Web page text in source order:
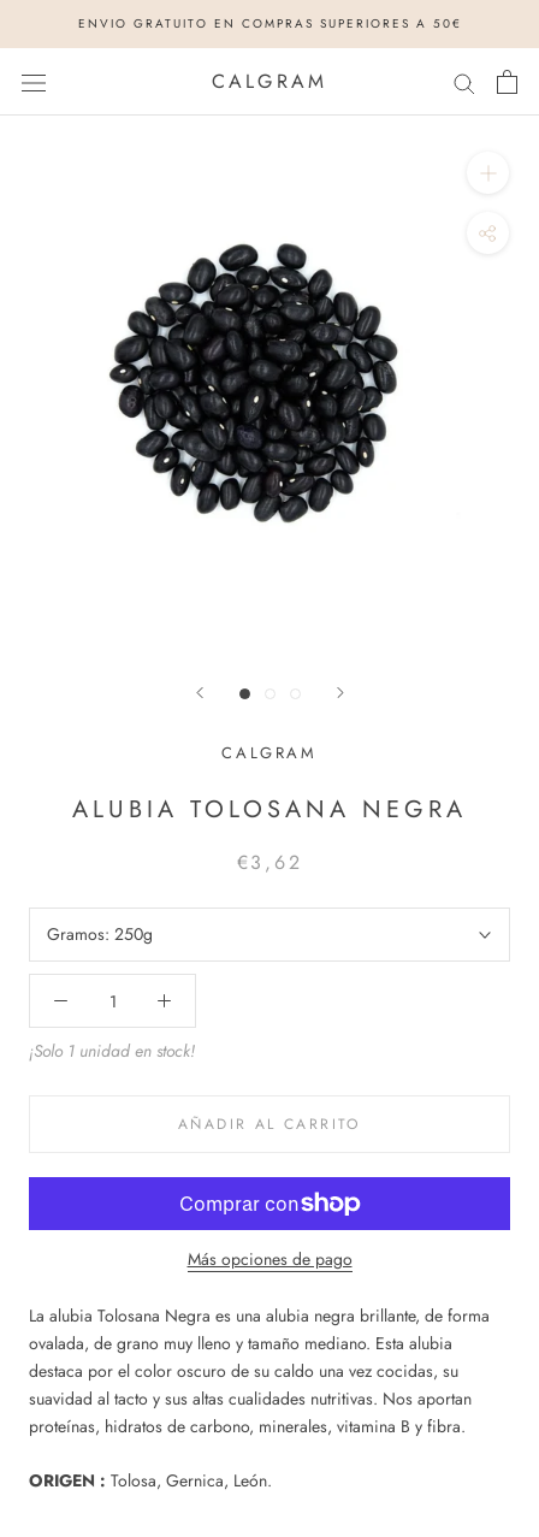
ENVIO GRATUITO EN COMPRAS SUPERIORES A 50€
CALGRAM
CALGRAM
ALUBIA TOLOSANA NEGRA
€3,62
Gramos: 250g
¡Solo 1 unidad en stock!
AÑADIR AL CARRITO
Más opciones de pago
La alubia Tolosana Negra es una alubia negra brillante, de forma
ovalada, de grano muy lleno y tamaño mediano. Esta alubia
destaca por el color oscuro de su caldo una vez cocidas, su
suavidad al tacto y sus altas cualidades nutritivas. Nos aportan
proteínas, hidratos de carbono, minerales, vitamina B y fibra.
ORIGEN : Tolosa, Gernica, León.